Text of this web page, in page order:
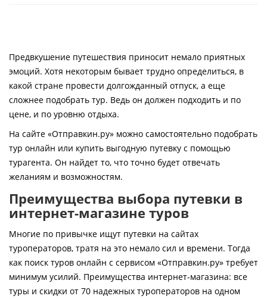
Страны
Как купить
Контакты
Предвкушение путешествия приносит немало приятных
эмоций. Хотя некоторым бывает трудно определиться, в
какой стране провести долгожданный отпуск, а еще
сложнее подобрать тур. Ведь он должен подходить и по
цене, и по уровню отдыха.
На сайте «Отправкин.ру» можно самостоятельно подобрать
тур онлайн или купить выгодную путевку с помощью
турагента. Он найдет то, что точно будет отвечать
желаниям и возможностям.
Преимущества выбора путевки в
интернет-магазине туров
Многие по привычке ищут путевки на сайтах
туроператоров, тратя на это немало сил и времени. Тогда
как поиск туров онлайн с сервисом «Отправкин.ру» требует
минимум усилий. Преимущества интернет-магазина: все
туры и скидки от 70 надежных туроператоров на одном